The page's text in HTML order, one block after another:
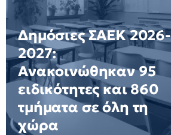
Δημόσιες ΣΑΕΚ 2026-
2027:
Ανακοινώθηκαν 95
ειδικότητες και 860
τμήματα σε όλη τη
χώρα